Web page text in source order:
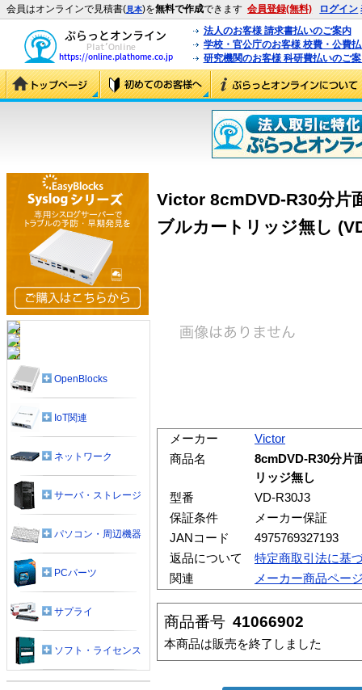
会員はオンラインで見積書(見本)を無料で作成できます 会員登録(無料) ログイン
法人のお客様 請求書払いのご案内
学校・官公庁のお客様 校費・公費
研究機関のお客様 科研費払いのご
Victor 8cmDVD-R30分片
ブルカートリッジ無し
メーカー
Victor
商品名
8cmDVD-R30分片
リッジ無し
型番
VD-R30J3
保証条件
メーカー保証
JANコード
4975769327193
返品について
特定商取引法に基
関連
メーカー商品ペー
商品番号 41066902
本商品は販売を終了しました
OpenBlocks
IoT関連
ネットワーク
サーバ・ストレージ
パソコン・周辺機器
PCパーツ
サプライ
ソフト・ライセンス